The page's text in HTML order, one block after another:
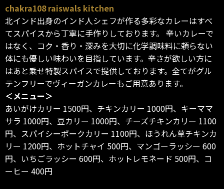
chakra108 raiswals kitchen
北インド出身のインド人シェフが作る多彩なカレーはすべ
てスパイスから丁寧に手作りしております。 辛いカレーで
はなく、コク・香り・深みを大切に化学調味料に頼らない
体にも優しい味わいを目指しています。辛さが欲しい方に
はあと乗せ特製スパイスで提供しております。全てがグル
テンフリーでヴィーガンカレーもご用意あります。
＜メニュー＞
あいがけカリー 1500円、チキンカリー 1000円、キーママ
サラ 1000円、豆カリー 1000円、チーズチキンカリー 1100
円、スパイシーポークカリー 1100円、ほうれん草チキンカ
リー 1200円、ホットチャイ 500円、マンゴーラッシー 600
円、いちごラッシー 600円、ホットレモネード 500円、コ
ーヒー 400円